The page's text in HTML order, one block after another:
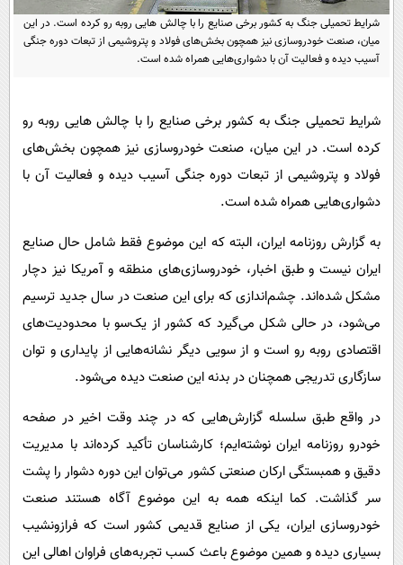
سیاست
سرگرمی
حوادث
محیط زیست
فرهنگی
بین الملل
حیات وحش
سیاست خارجی
داستان کوتاه
پیامک
دانلود
شرایط تحمیلی جنگ به کشور برخی صنایع را با چالش هایی روبه رو کرده است. در این
میان، صنعت خودروسازی نیز همچون بخش‌های فولاد و پتروشیمی از تبعات دوره جنگی
آسیب دیده و فعالیت آن با دشواری‌هایی همراه شده است.
شرایط تحمیلی جنگ به کشور برخی صنایع را با چالش هایی روبه رو
کرده است. در این میان، صنعت خودروسازی نیز همچون بخش‌های
فولاد و پتروشیمی از تبعات دوره جنگی آسیب دیده و فعالیت آن با
دشواری‌هایی همراه شده است.
به گزارش روزنامه ایران، البته که این موضوع فقط شامل حال صنایع
ایران نیست و طبق اخبار، خودروسازی‌های منطقه و آمریکا نیز دچار
مشکل شده‌اند. چشم‌اندازی که برای این صنعت در سال جدید ترسیم
می‌شود، در حالی شکل می‌گیرد که کشور از یک‌سو با محدودیت‌های
اقتصادی روبه رو است و از سویی دیگر نشانه‌هایی از پایداری و توان
سازگاری تدریجی همچنان در بدنه این صنعت دیده می‌شود.
در واقع طبق سلسله گزارش‌هایی که در چند وقت اخیر در صفحه
خودرو روزنامه ایران نوشته‌ایم؛ کارشناسان تأکید کرده‌‌اند با مدیریت
دقیق و همبستگی ارکان صنعتی کشور می‌توان این دوره دشوار را پشت
سر گذاشت. کما اینکه همه به این موضوع آگاه هستند صنعت
خودروسازی ایران، یکی از صنایع قدیمی کشور است که فراز‌و‌نشیب
بسیاری دیده و همین موضوع باعث کسب تجربه‌های فراوان اهالی این